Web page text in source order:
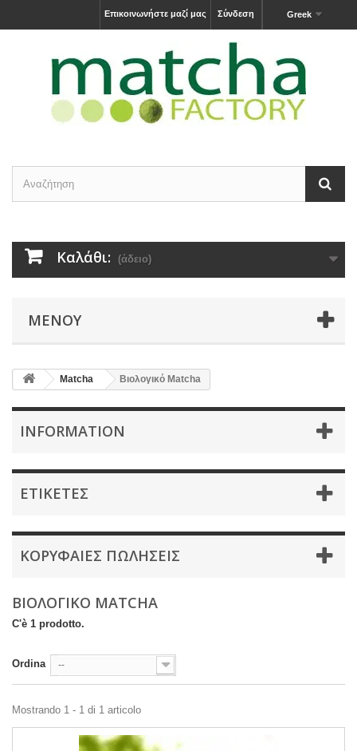
Greek
Σύνδεση
Επικοινωνήστε μαζί μας
Καλάθι: (άδειο)
ΜΕΝΟΎ
Matcha Βιολογικό Matcha
INFORMATION
ΕΤΙΚΈΤΕΣ
ΚΟΡΥΦΑΊΕΣ ΠΩΛΉΣΕΙΣ
ΒΙΟΛΟΓΙΚΌ MATCHA
C'è 1 prodotto.
Ordina --
Mostrando 1 - 1 di 1 articolo